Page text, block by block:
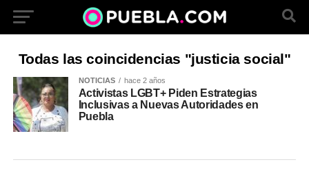
Todas las coincidencias "justicia social"
NOTICIAS hace 2 años
Activistas LGBT+ Piden Estrategias
Inclusivas a Nuevas Autoridades en
Puebla